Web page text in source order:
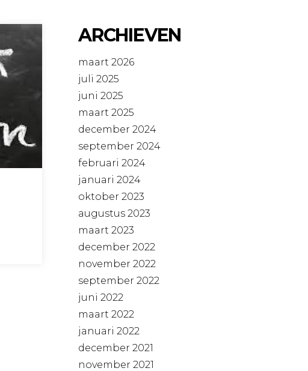
ARCHIEVEN
maart 2026
juli 2025
juni 2025
maart 2025
december 2024
september 2024
februari 2024
januari 2024
oktober 2023
augustus 2023
maart 2023
december 2022
november 2022
september 2022
juni 2022
maart 2022
januari 2022
december 2021
november 2021